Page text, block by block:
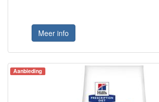
Meer info
Aanbieding